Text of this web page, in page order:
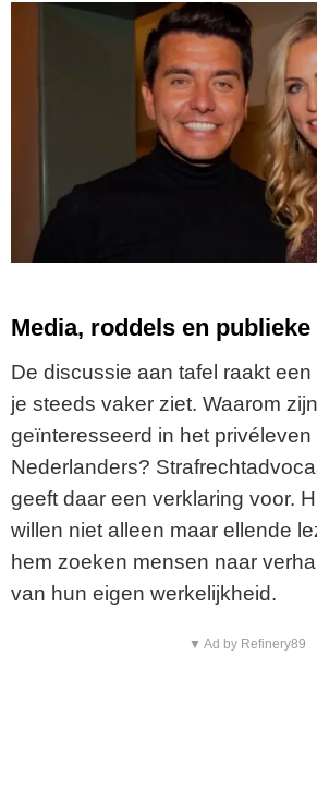
Media, roddels en
De discussie aan tafel raakt
je steeds vaker ziet. Waarom
geïnteresseerd in het
Nederlanders?
geeft daar een verklaring voor.
willen niet alleen maar ellende
hem zoeken mensen naar
van hun eigen werkelijkheid.
▼ Ad by Refinery89